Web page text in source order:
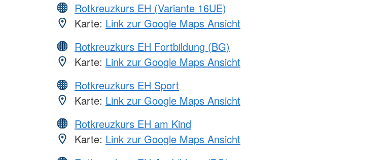
Rotkreuzkurs EH (Variante 16UE)
Karte: Link zur Google Maps Ansicht
Rotkreuzkurs EH Fortbildung (BG)
Karte: Link zur Google Maps Ansicht
Rotkreuzkurs EH Sport
Karte: Link zur Google Maps Ansicht
Rotkreuzkurs EH am Kind
Karte: Link zur Google Maps Ansicht